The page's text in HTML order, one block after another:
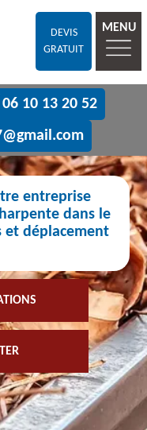
DEVIS
GRATUIT
MENU
06 10 13 20 52
entreprise
dans le
et déplacement